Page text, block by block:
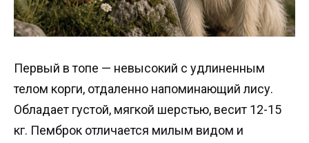
Первый в топе — невысокий с удлиненным
телом корги, отдаленно напоминающий лису.
Обладает густой, мягкой шерстью, весит 12-15
кг. Пемброк отличается милым видом и